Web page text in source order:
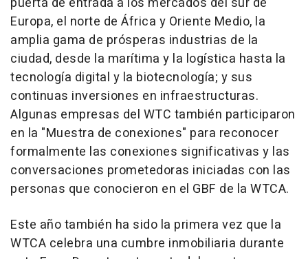
Europa, el norte de África y Oriente Medio, la
amplia gama de prósperas industrias de la
ciudad, desde la marítima y la logística hasta la
tecnología digital y la biotecnología; y sus
continuas inversiones en infraestructuras.
Algunas empresas del WTC también participaron
en la "Muestra de conexiones" para reconocer
formalmente las conexiones significativas y las
conversaciones prometedoras iniciadas con las
personas que conocieron en el GBF de la WTCA.
Este año también ha sido la primera vez que la
WTCA celebra una cumbre inmobiliaria durante